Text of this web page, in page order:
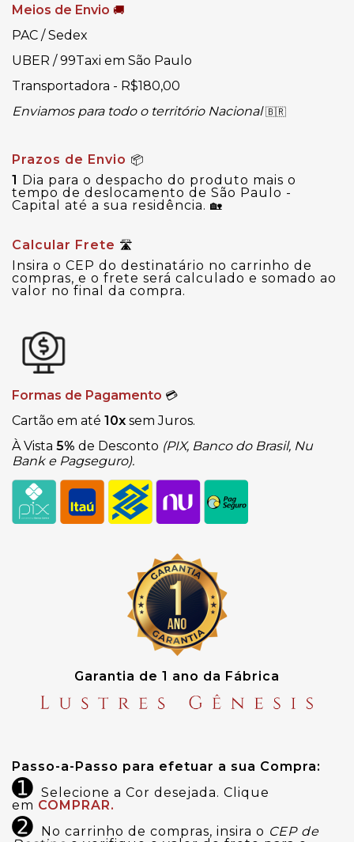
Meios de Envio 🚚
PAC / Sedex
UBER / 99Taxi em São Paulo
Transportadora - R$180,00
Enviamos para todo o território Nacional🇧🇷
Prazos de Envio 📦
1 Dia para o despacho do produto mais o
tempo de deslocamento de São Paulo -
Capital até a sua residência. 🏡
Calcular Frete 🛣
Insira o CEP do destinatário no carrinho de
compras, e o frete será calculado e somado ao
valor no final da compra.
Formas de Pagamento 💳
Cartão em até 10x sem Juros.
À Vista 5% de Desconto (PIX, Banco do Brasil, Nu
Bank e Pagseguro).
Garantia de 1 ano da Fábrica
Passo-a-Passo para efetuar a sua Compra:
➊ Selecione a Cor desejada. Clique
em COMPRAR.
➋ No carrinho de compras, insira o CEP de